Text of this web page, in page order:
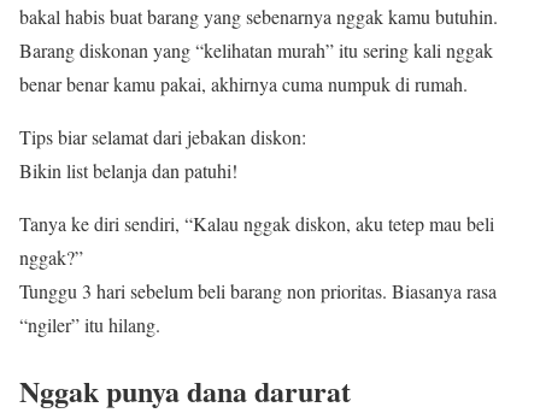
bakal habis buat barang yang sebenarnya nggak kamu butuhin.
Barang diskonan yang “kelihatan murah” itu sering kali nggak
benar benar kamu pakai, akhirnya cuma numpuk di rumah.
Tips biar selamat dari jebakan diskon:
Bikin list belanja dan patuhi!
Tanya ke diri sendiri, “Kalau nggak diskon, aku tetep mau beli
nggak?”
Tunggu 3 hari sebelum beli barang non prioritas. Biasanya rasa
“ngiler” itu hilang.
Nggak punya dana darurat